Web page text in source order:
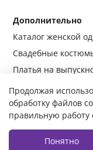
Дополнительно
Каталог женской
Свадебные
Платья на
© 2014-2024 Все
одежды fabrika-
Моды» г. Москва.
Продолжая
обработку файлов
правильную работу
Понятно